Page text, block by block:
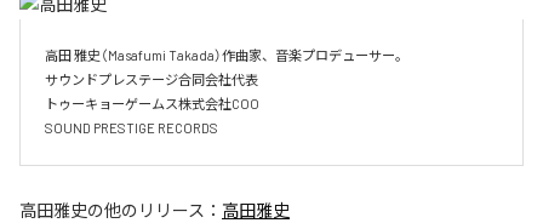
高田 雅史（Masafumi Takada）作曲家、音楽プロデューサー。
サウンドプレステージ合同会社代表
トゥーキョーゲームス株式会社COO
SOUND PRESTIGE RECORDS
高田雅史の他のリリース： 高田雅史